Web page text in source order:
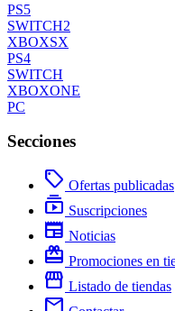
PS5
SWITCH2
XBOXSX
PS4
SWITCH
XBOXONE
PC
Secciones
local_offer Ofertas publicadas
subscriptions Suscripciones
newspaper Noticias
redeem Promociones en
storefront Listado de tiendas
mail